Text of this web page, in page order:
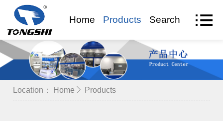
Home Products Search VR Visit
Location： Home Products